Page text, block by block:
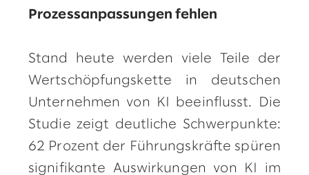
Prozessanpassungen fehlen
Stand heute werden viele Teile der
Wertschöpfungskette in deutschen
Unternehmen von KI beeinflusst. Die
Studie zeigt deutliche Schwerpunkte:
62 Prozent der Führungskräfte spüren
signifikante Auswirkungen von KI im